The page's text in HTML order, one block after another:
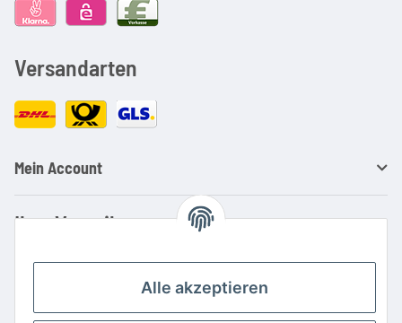
Versandarten
Mein Account
Ihre Vorteile
Kauf auf RechnungAlle akzeptieren